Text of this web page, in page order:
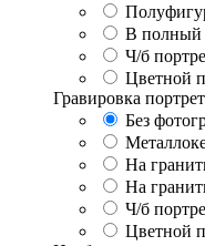
В полный
Ч/б
Цветной
Гравировка
Без
На
На
Ч/б
Цветной